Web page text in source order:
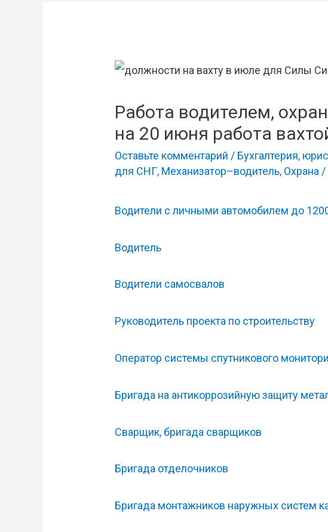
Работа водителем,
на 20 июня работа
Оставьте комментарий / Бухгалтерия,
для СНГ, Механизатор–водитель, Охрана /
Водители с личными автомобилем до
Водитель
Водители самосвалов
Руководитель проекта по строительству
Оператор системы спутникового
Бригада на антикоррозийную защиту
Сварщик, бригада сварщиков
Бригада отделочников
Бригада монтажников наружных систем